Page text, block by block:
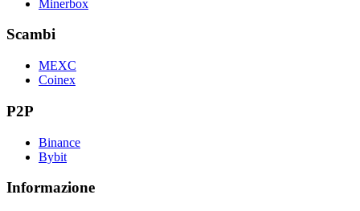
Minerbox
Scambi
MEXC
Coinex
P2P
Binance
Bybit
Informazione